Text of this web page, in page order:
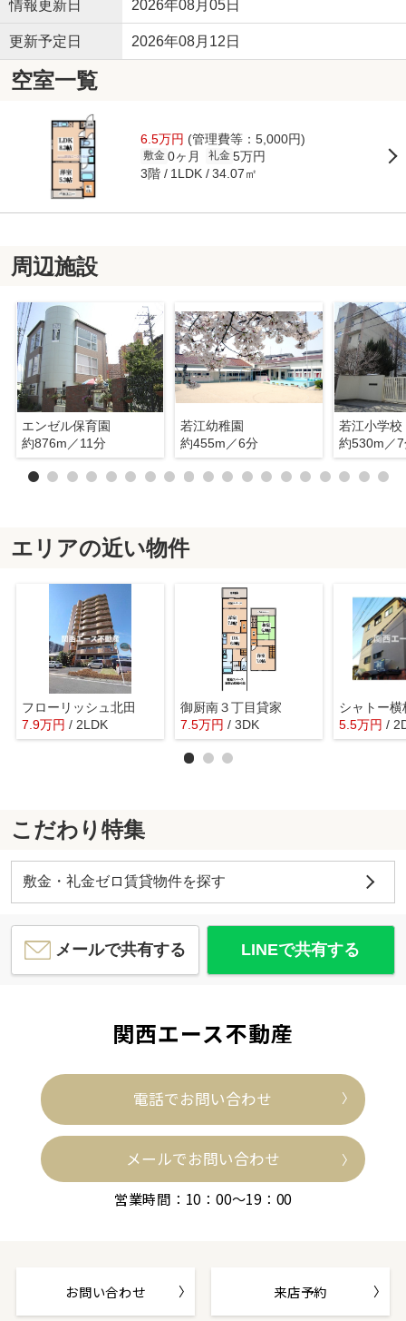
情報更新日 2026年08月05日
更新予定日 2026年08月12日
空室一覧
6.5万円 (管理費等：5,000円)
敷金 0ヶ月 礼金 5万円
3階 1LDK 34.07㎡
周辺施設
エンゼル保育園
約876m／11分
若江幼稚園
約455m／6分
若江小学校
約530m／
エリアの近い物件
フローリッシュ北田
7.9万円 / 2LDK
御厨南３丁目貸家
7.5万円 / 3DK
シャトー横
5.5万円 /
こだわり特集
敷金・礼金ゼロ賃貸物件を探す
メールで共有する LINEで共有する
関西エース不動産
電話でお問い合わせ
メールでお問い合わせ
営業時間：10：00～19：00
お問い合わせ 来店予約